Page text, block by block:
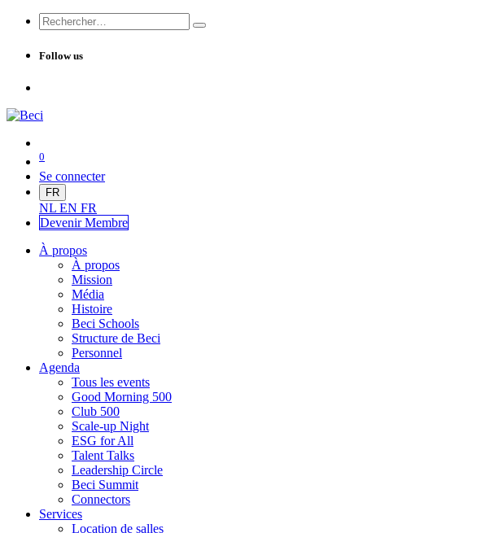
Follow us
0
Se connecter
FR
NL EN FR
Devenir Membre
À propos
À propos
Mission
Média
Histoire
Beci Schools
Structure de Beci
Personnel
Agenda
Tous les events
Good Morning 500
Club 500
Scale-up Night
ESG for All
Talent Talks
Leadership Circle
Beci Summit
Connectors
Services
Location de salles